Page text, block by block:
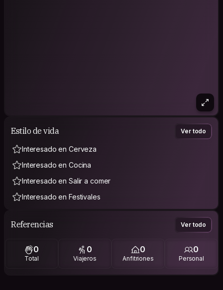
Estilo de vida Ver todo
Interesado en Cerveza
Interesado en Cocina
Interesado en Salir a comer
Interesado en Festivales
Referencias Ver todo
0
Total
0
Viajeros
0
Anfitriones
0
Personal